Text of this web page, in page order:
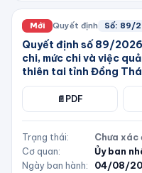
Mới Quyết định Số: 89/
Quyết định số 89/
chi, mức chi và việc
thiên tai tỉnh Đồng
📄 PDF
Trạng thái:
Chưa xác
Cơ quan:
Ủy ban
Ngày ban hành:
04/08/